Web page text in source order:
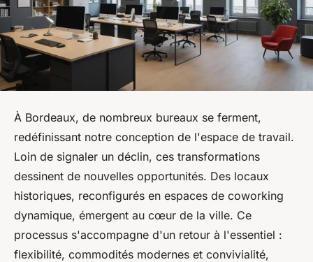
À Bordeaux, de nombreux bureaux se ferment,
redéfinissant notre conception de l'espace de travail.
Loin de signaler un déclin, ces transformations
dessinent de nouvelles opportunités. Des locaux
historiques, reconfigurés en espaces de coworking
dynamique, émergent au cœur de la ville. Ce
processus s'accompagne d'un retour à l'essentiel :
flexibilité, commodités modernes et convivialité,